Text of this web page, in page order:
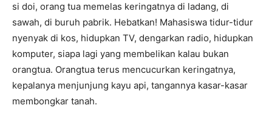
si doi, orang tua memelas keringatnya di ladang, di
sawah, di buruh pabrik. Hebatkan! Mahasiswa tidur-tidur
nyenyak di kos, hidupkan TV, dengarkan radio, hidupkan
komputer, siapa lagi yang membelikan kalau bukan
orangtua. Orangtua terus mencucurkan keringatnya,
kepalanya menjunjung kayu api, tangannya kasar-kasar
membongkar tanah.